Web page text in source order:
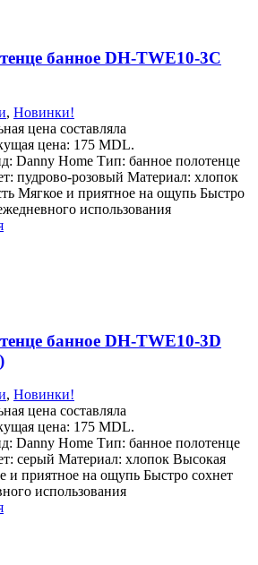
банное DH-TWE10-3C
, Новинки!
цена составляла
цена: 175 MDL.
Danny Home Тип: банное полотенце
пудрово-розовый Материал: хлопок
Мягкое и приятное на ощупь Быстро
использования
банное DH-TWE10-3D
, Новинки!
цена составляла
цена: 175 MDL.
Danny Home Тип: банное полотенце
серый Материал: хлопок Высокая
и приятное на ощупь Быстро сохнет
использования